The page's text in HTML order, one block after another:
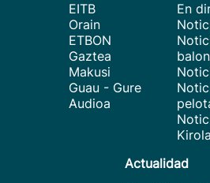
EITB
Orain
ETBON
Gaztea
Makusi
Guau - Gure
Audioa
En
Actualidad